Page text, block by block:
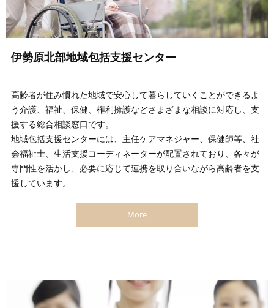
伊勢原北部地域包括支援センター
高齢者が住み慣れた地域で安心して暮らしていくことができるよ
う介護、福祉、保健、権利擁護などさまざまな相談に対応し、支
援する総合相談窓口です。
地域包括支援センターには、主任ケアマネジャー、保健師等、社
会福祉士、生活支援コーディネーターが配置されており、各々が
専門性を活かし、必要に応じて連携を取り合いながら高齢者を支
援しています。
More